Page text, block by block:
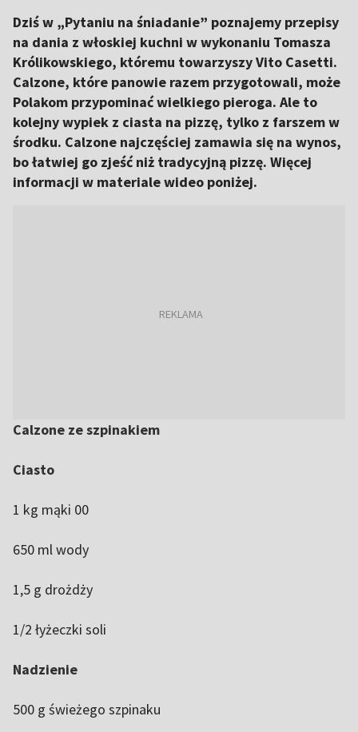
Dziś w „Pytaniu na śniadanie” poznajemy przepisy
na dania z włoskiej kuchni w wykonaniu Tomasza
Królikowskiego, któremu towarzyszy Vito Casetti.
Calzone, które panowie razem przygotowali, może
Polakom przypominać wielkiego pieroga. Ale to
kolejny wypiek z ciasta na pizzę, tylko z farszem w
środku. Calzone najczęściej zamawia się na wynos,
bo łatwiej go zjeść niż tradycyjną pizzę. Więcej
informacji w materiale wideo poniżej.
Calzone ze szpinakiem
Ciasto
1 kg mąki 00
650 ml wody
1,5 g drożdży
1/2 łyżeczki soli
Nadzienie
500 g świeżego szpinaku